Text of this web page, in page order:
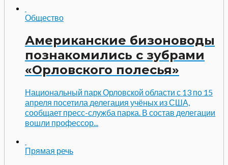
Общество
Американские бизоноводы
познакомились с зубрами
«Орловского полесья»
Национальный парк Орловской области с 13 по 15
апреля посетила делегация учёных из США,
сообщает пресс-служба парка. В состав делегации
вошли профессор...
Прямая речь